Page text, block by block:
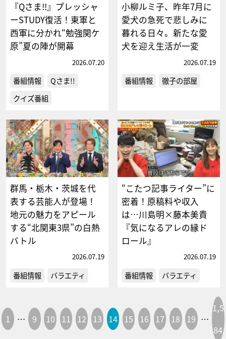
『Qさま!!』プレッシャ
ーSTUDY復活！東軍と
西軍に分かれ“勉強関ケ
原”夏の陣が開幕
2026.07.20
番組情報
Qさま!!
クイズ番組
小柳ルミ子、昨年7月に
愛犬の急死で悲しみに
暮れる日々。新たな愛
犬を迎え生活が一変
2026.07.19
番組情報 徹子の部屋
群馬・栃木・茨城を代
表する芸能人が登場！
地元の魅力をアピール
する“北関東3県”の白熱
バトル
2026.07.19
番組情報 バラエティ
“こたつ記事ライター”に
密着！原稿料や収入
は…川島明×藤本美貴
『気になるアレの縁ド
ロール』
2026.07.19
番組情報 バラエティ
1 … 9 10 11 12 13 14 15 16 17 18 19 …
1,5
84